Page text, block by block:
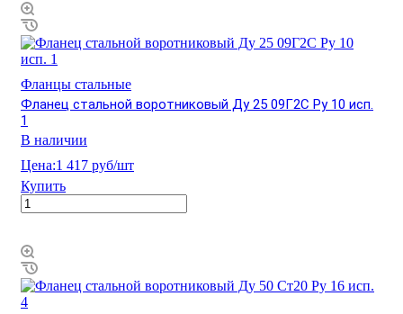
Фланцы стальные
Фланец стальной воротниковый Ду 25 09Г2С Ру 10 исп.
1
В наличии
Цена:1 417 руб/шт
Купить